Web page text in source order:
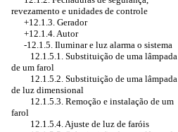
revezamento e unidades de controle
+12.1.3. Gerador
+12.1.4. Autor
-12.1.5. Iluminar e luz alarma o sistema
12.1.5.1. Substituição de uma lâmpada
de um farol
12.1.5.2. Substituição de uma lâmpada
de luz dimensional
12.1.5.3. Remoção e instalação de um
farol
12.1.5.4. Ajuste de luz de faróis